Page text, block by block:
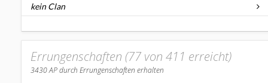
kein Clan
Errungenschaften (77 von 411 erreicht)
3430AP durch Errungenschaften erhalten